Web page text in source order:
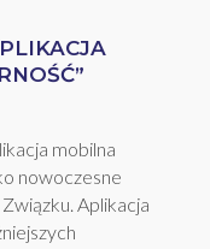
mobilna
nowoczesne
Aplikacja